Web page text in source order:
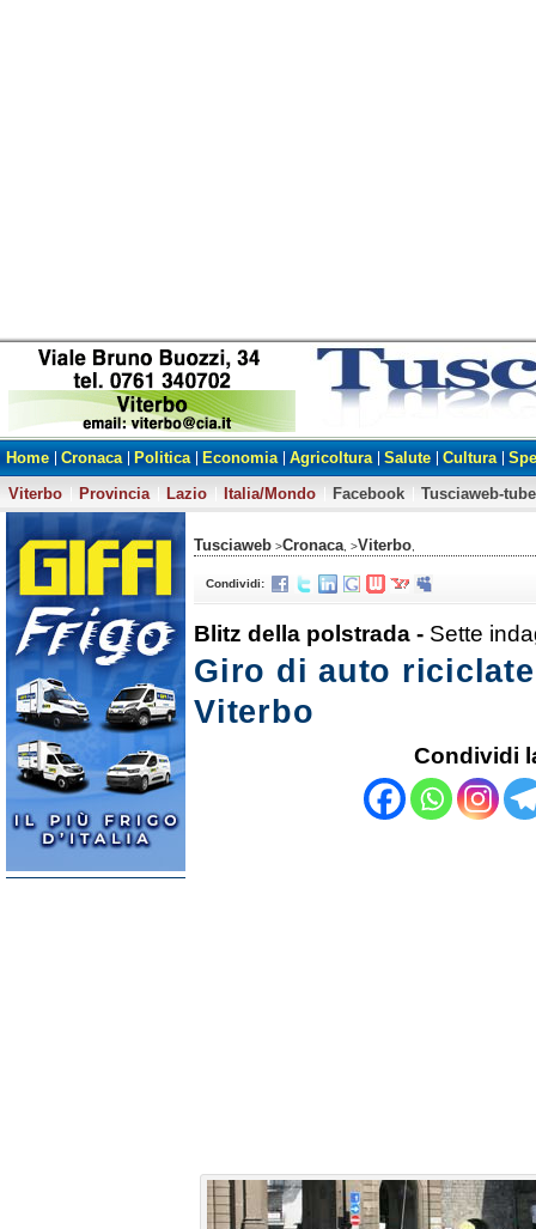
Home Cronaca Politica Economia Agricoltura Salute Cultura
Viterbo
Provincia Lazio Italia/Mondo Facebook Tusciaweb-tube
Tusciaweb >Cronaca , >Viterbo
Condividi:
Blitz della polstrada - Sette
Giro di auto
Viterbo
Condividi